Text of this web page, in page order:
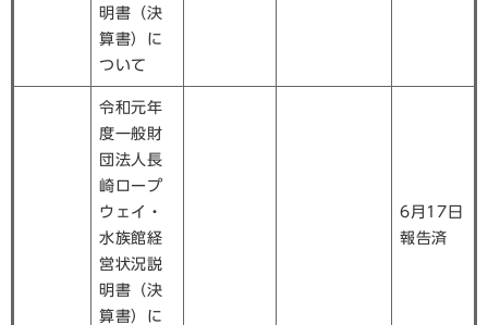
明書（決
算書）に
ついて
令和元年
度一般財
団法人長
崎ロープ
ウェイ・
水族館経
営状況説
明書（決
算書）に
6月17日
報告済